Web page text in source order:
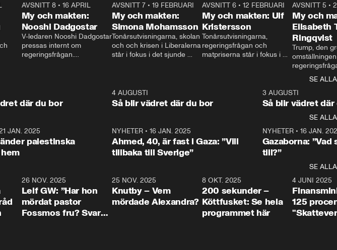
AVSNITT 8• 16 APRIL
My och makten:
Nooshi Dadgostar
V-ledaren Nooshi Dadgostar
pressas internt om
regeringsfrågan.
– Vi ställer upp i val. Ska vi
vara med så sitter vi förstås
24:30
AVSNITT 7• 19 FEBRUARI
My och makten:
Simona Mohamsson
Tonårsutvisningarna, skolan
och och krisen i Liberalerna
står i fokus i det sjunde
kommentator My
Rohwedder ställer
utbildnings- och
Mohamsson till svars.
27:30
AVSNITT 6 •12 FEBRUARI
My och makten: Ulf
Kristersson
Tonårsutvisningarna,
regeringsfrågan och
matpriserna står i fokus i
Rohwedder ställer
statsminister Ulf Kristersson
AVSNITT 5 •
My och
Elisabeth
Ringqvist
Trump, den
centrum i
avsnittet av
Makten”. Se
Aftonbladets
Rohwedder
Thand Ring
SE ALLA
där du bor
4 AUGUSTI
Så blir vädret där du bor
3 AUGUSTI
Så blir vädret där
SE ALLA
JAN. 2025
palestinska
NYHETER• 16 JAN. 2025
Ahmed, 40, är fast i Gaza: ”Vill
tillbaka till Sverige”
NYHETER• 16 JAN.
Gazaborna:
till?”
SE ALLA
26 NOV. 2025
Leif GW: ”Har hon
mördat pastor
Fossmos fru? Svar
31:05
25 NOV. 2025
Knutby – Vem
mördade Alexandra?
4:29
8 OKT. 2025
200 sekunder –
Köttfusket: Se hela
programmet här
4 JUNI 2025
125